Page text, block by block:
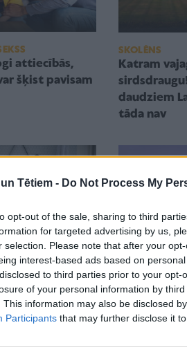
Tētiem - Do Not Process My
opt-out of the sale, sharing to third
for targeted advertising by us,
selection. Please note that after your
interest-based ads based on
to third parties prior to your
of your personal information by
This information may also be disclosed
Participants that may further disclose it
attiecībās,
šķist pavisam
SKOLĒNS
Katram
daudziem
tāda nav
mīlēt un
ķermeni?
ATTIECĪBAS
Kā runāt ar
seksu?
īpaši